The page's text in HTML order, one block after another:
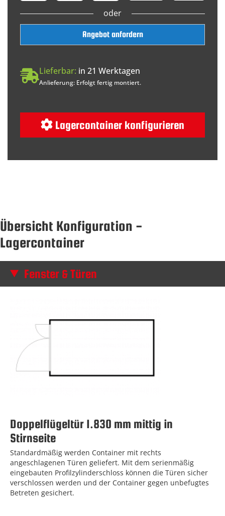
oder
Angebot anfordern
Lieferbar: in 21 Werktagen
Anlieferung: Erfolgt fertig montiert.
Lagercontainer konfigurieren
Übersicht Konfiguration -
Lagercontainer
Fenster & Türen
Doppelflügeltür 1.830 mm mittig in
Stirnseite
Standardmäßig werden Container mit rechts
angeschlagenen Türen geliefert. Mit dem serienmäßig
eingebauten Profilzylinderschloss können die Türen sicher
verschlossen werden und der Container gegen unbefugtes
Betreten gesichert.